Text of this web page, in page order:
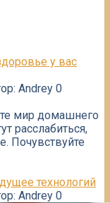
у вас
Andrey 0
мир домашнего
расслабиться,
Почувствуйте
технологий
Andrey 0